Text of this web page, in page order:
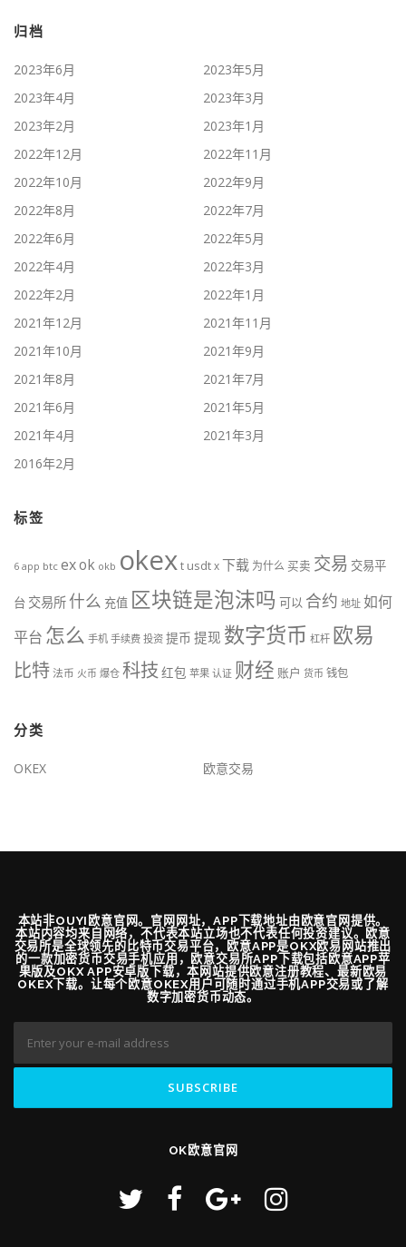
归档
2023年6月
2023年5月
2023年4月
2023年3月
2023年2月
2023年1月
2022年12月
2022年11月
2022年10月
2022年9月
2022年8月
2022年7月
2022年6月
2022年5月
2022年4月
2022年3月
2022年2月
2022年1月
2021年12月
2021年11月
2021年10月
2021年9月
2021年8月
2021年7月
2021年6月
2021年5月
2021年4月
2021年3月
2016年2月
标签
6 app btc exok okb okext usdtx下载 为什么 买卖 交易 交易平
台 交易所 什么 充值 区块链是泡沫吗 可以 合约 地址 如何
平台 怎么 手机 手续费 投资 提币 提现 数字货币 杠杆 欧易
比特法币 火币 爆仓 科技 红包 苹果 认证 财经 账户 货币 钱包
分类
OKEX 欧意交易
本站非OUYI欧意官网。官网网址，APP下载地址由欧意官网提供。
本站内容均来自网络，不代表本站立场也不代表任何投资建议。欧意
交易所是全球领先的比特币交易平台，欧意APP是OKX欧易网站推出
的一款加密货币交易手机应用，欧意交易所APP下载包括欧意APP苹
果版及OKX APP安卓版下载，本网站提供欧意注册教程、最新欧易
OKEX下载。让每个欧意OKEX用户可随时通过手机APP交易或了解
数字加密货币动态。
OK欧意官网